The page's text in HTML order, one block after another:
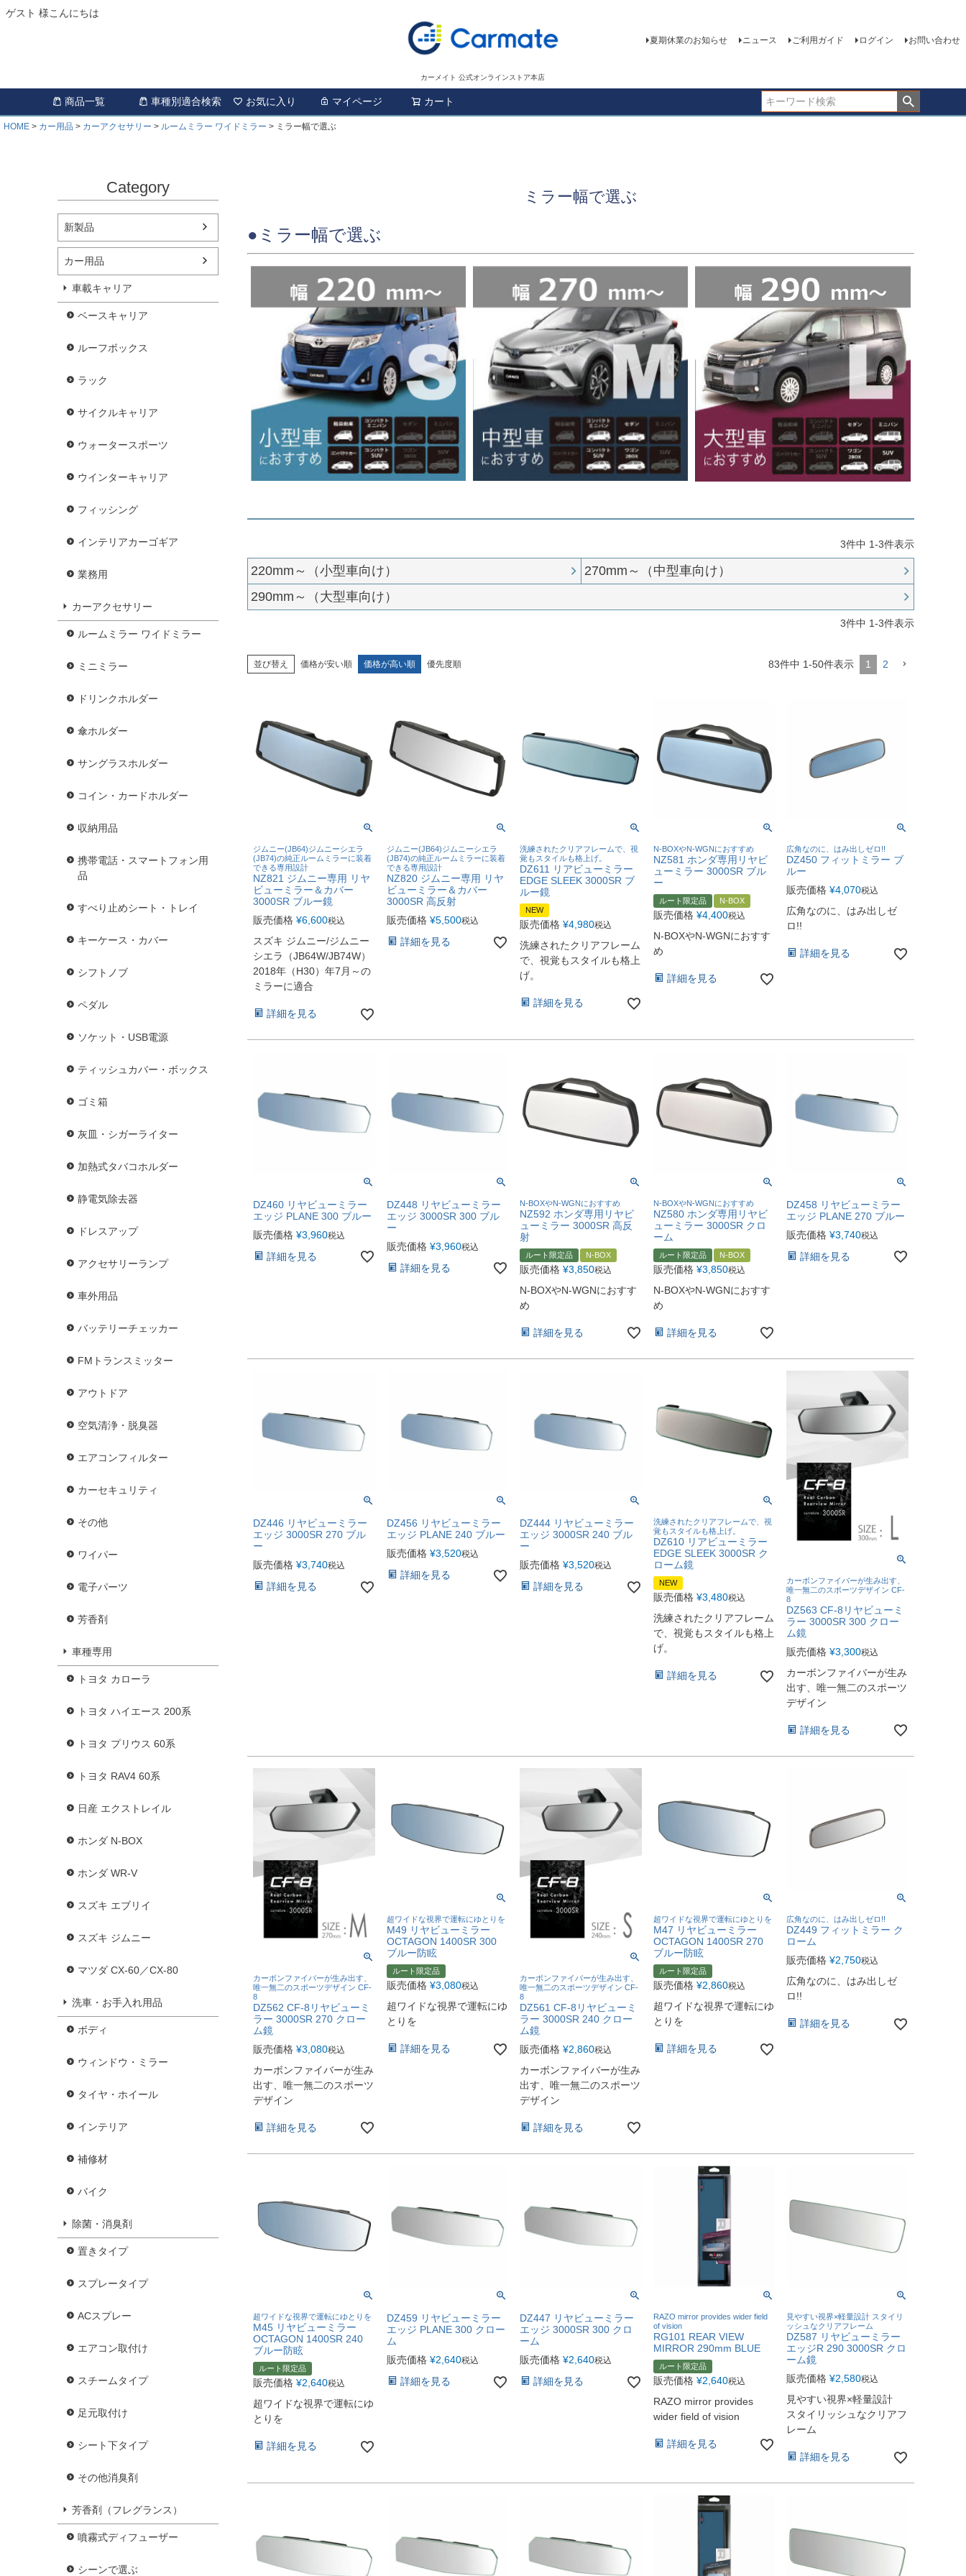
ゲスト 様こんにちは
カーメイト 公式オンラインストア本店
夏期休業のお知らせ ニュース ご利用ガイド ログイン お問い合わせ
商品一覧 車種別適合検索 お気に入り マイページ カート
HOME カー用品 カーアクセサリー ルームミラー ワイドミラー ミラー幅で選ぶ
Category
新製品
カー用品
車載キャリア
ベースキャリア
ルーフボックス
ラック
サイクルキャリア
ウォータースポーツ
ウインターキャリア
フィッシング
インテリアカーゴギア
業務用
カーアクセサリー
ルームミラー ワイドミラー
ミニミラー
ドリンクホルダー
傘ホルダー
サングラスホルダー
コイン・カードホルダー
収納用品
携帯電話・スマートフォン用
品
すべり止めシート・トレイ
キーケース・カバー
シフトノブ
ペダル
ソケット・USB電源
ティッシュカバー・ボックス
ゴミ箱
灰皿・シガーライター
加熱式タバコホルダー
静電気除去器
ドレスアップ
アクセサリーランプ
車外用品
バッテリーチェッカー
FMトランスミッター
アウトドア
空気清浄・脱臭器
エアコンフィルター
カーセキュリティ
その他
ワイパー
電子パーツ
芳香剤
車種専用
トヨタ カローラ
トヨタ ハイエース 200系
トヨタ プリウス 60系
トヨタ RAV4 60系
日産 エクストレイル
ホンダ N-BOX
ホンダ WR-V
スズキ エブリイ
スズキ ジムニー
マツダ CX-60／CX-80
洗車・お手入れ用品
ボディ
ウィンドウ・ミラー
タイヤ・ホイール
インテリア
補修材
バイク
除菌・消臭剤
置きタイプ
スプレータイプ
ACスプレー
エアコン取付け
スチームタイプ
足元取付け
シート下タイプ
その他消臭剤
芳香剤（フレグランス）
噴霧式ディフューザー
シーンで選ぶ
ミラー幅で選ぶ
●ミラー幅で選ぶ
3件中 1-3件表示
220mm～（小型車向け）
270mm～（中型車向け）
290mm～（大型車向け）
3件中 1-3件表示
並び替え 価格が安い順 価格が高い順 優先度順 83件中 1-50件表示 1 2
ジムニー(JB64)ジムニーシエラ
(JB74)の純正ルームミラーに装着
できる専用設計
NZ821 ジムニー専用 リヤ
ビューミラー＆カバー
3000SR ブルー鏡
販売価格 ¥6,600税込
スズキ ジムニー/ジムニー
シエラ（JB64W/JB74W）
2018年（H30）年7月～の
ミラーに適合
詳細を見る
ジムニー(JB64)ジムニーシエラ
(JB74)の純正ルームミラーに装着
できる専用設計
NZ820 ジムニー専用 リヤ
ビューミラー＆カバー
3000SR 高反射
販売価格 ¥5,500税込
詳細を見る
洗練されたクリアフレームで、視
覚もスタイルも格上げ。
DZ611 リアビューミラー
EDGE SLEEK 3000SR ブ
ルー鏡
NEW
販売価格 ¥4,980税込
洗練されたクリアフレーム
で、視覚もスタイルも格上
げ。
詳細を見る
N-BOXやN-WGNにおすすめ
NZ581 ホンダ専用リヤビ
ューミラー 3000SR ブル
ー
ルート限定品 N-BOX
販売価格 ¥4,400税込
N-BOXやN-WGNにおすす
め
詳細を見る
広角なのに、はみ出しゼロ!!
DZ450 フィットミラー ブ
ルー
販売価格 ¥4,070税込
広角なのに、はみ出しゼ
ロ!!
詳細を見る
DZ460 リヤビューミラー
エッジ PLANE 300 ブルー
販売価格 ¥3,960税込
詳細を見る
DZ448 リヤビューミラー
エッジ 3000SR 300 ブル
ー
販売価格 ¥3,960税込
詳細を見る
N-BOXやN-WGNにおすすめ
NZ592 ホンダ専用リヤビ
ューミラー 3000SR 高反
射
ルート限定品 N-BOX
販売価格 ¥3,850税込
N-BOXやN-WGNにおすす
め
詳細を見る
N-BOXやN-WGNにおすすめ
NZ580 ホンダ専用リヤビ
ューミラー 3000SR クロ
ーム
ルート限定品 N-BOX
販売価格 ¥3,850税込
N-BOXやN-WGNにおすす
め
詳細を見る
DZ458 リヤビューミラー
エッジ PLANE 270 ブルー
販売価格 ¥3,740税込
詳細を見る
DZ446 リヤビューミラー
エッジ 3000SR 270 ブル
ー
販売価格 ¥3,740税込
詳細を見る
DZ456 リヤビューミラー
エッジ PLANE 240 ブルー
販売価格 ¥3,520税込
詳細を見る
DZ444 リヤビューミラー
エッジ 3000SR 240 ブル
ー
販売価格 ¥3,520税込
詳細を見る
洗練されたクリアフレームで、視
覚もスタイルも格上げ。
DZ610 リアビューミラー
EDGE SLEEK 3000SR ク
ローム鏡
NEW
販売価格 ¥3,480税込
洗練されたクリアフレーム
で、視覚もスタイルも格上
げ。
詳細を見る
カーボンファイバーが生み出す、
唯一無二のスポーツデザイン CF-
8
DZ563 CF-8リヤビューミ
ラー 3000SR 300 クロー
ム鏡
販売価格 ¥3,300税込
カーボンファイバーが生み
出す、唯一無二のスポーツ
デザイン
詳細を見る
カーボンファイバーが生み出す、
唯一無二のスポーツデザイン CF-
8
DZ562 CF-8リヤビューミ
ラー 3000SR 270 クロー
ム鏡
販売価格 ¥3,080税込
カーボンファイバーが生み
出す、唯一無二のスポーツ
デザイン
詳細を見る
超ワイドな視界で運転にゆとりを
M49 リヤビューミラー
OCTAGON 1400SR 300
ブルー防眩
ルート限定品
販売価格 ¥3,080税込
超ワイドな視界で運転にゆ
とりを
詳細を見る
カーボンファイバーが生み出す、
唯一無二のスポーツデザイン CF-
8
DZ561 CF-8リヤビューミ
ラー 3000SR 240 クロー
ム鏡
販売価格 ¥2,860税込
カーボンファイバーが生み
出す、唯一無二のスポーツ
デザイン
詳細を見る
超ワイドな視界で運転にゆとりを
M47 リヤビューミラー
OCTAGON 1400SR 270
ブルー防眩
ルート限定品
販売価格 ¥2,860税込
超ワイドな視界で運転にゆ
とりを
詳細を見る
広角なのに、はみ出しゼロ!!
DZ449 フィットミラー ク
ローム
販売価格 ¥2,750税込
広角なのに、はみ出しゼ
ロ!!
詳細を見る
超ワイドな視界で運転にゆとりを
M45 リヤビューミラー
OCTAGON 1400SR 240
ブルー防眩
ルート限定品
販売価格 ¥2,640税込
超ワイドな視界で運転にゆ
とりを
詳細を見る
DZ459 リヤビューミラー
エッジ PLANE 300 クロー
ム
販売価格 ¥2,640税込
詳細を見る
DZ447 リヤビューミラー
エッジ 3000SR 300 クロ
ーム
販売価格 ¥2,640税込
詳細を見る
RAZO mirror provides wider field
of vision
RG101 REAR VIEW
MIRROR 290mm BLUE
ルート限定品
販売価格 ¥2,640税込
RAZO mirror provides
wider field of vision
詳細を見る
見やすい視界×軽量設計 スタイリ
ッシュなクリアフレーム
DZ587 リヤビューミラー
エッジR 290 3000SR クロ
ーム鏡
販売価格 ¥2,580税込
見やすい視界×軽量設計
スタイリッシュなクリアフ
レーム
詳細を見る